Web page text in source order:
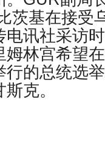
茨基在接受
电讯社采访
姆林宫希望
行的总统选
克。